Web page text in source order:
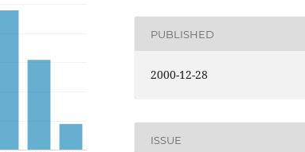
PUBLISHED
2000-12-28
ISSUE